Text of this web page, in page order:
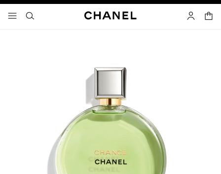
메뉴 - 기본 탐색
- 네비게이션
검색 마이 페
장바